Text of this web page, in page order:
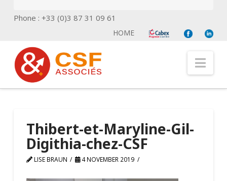
Phone : +33 (0)3 87 31 09 61
HOME
Thibert-et-Maryline-Gil-
Digithia-chez-CSF
LISE BRAUN 4 NOVEMBER 2019